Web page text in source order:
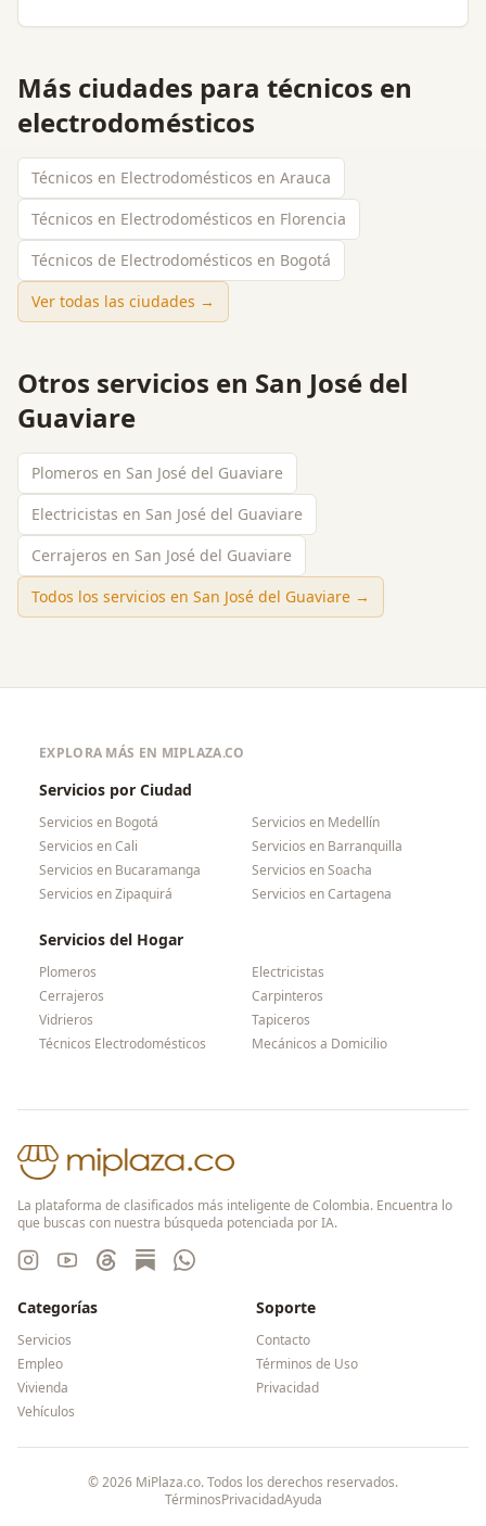
Más ciudades para técnicos en
electrodomésticos
Técnicos en Electrodomésticos en Arauca
Técnicos en Electrodomésticos en Florencia
Técnicos de Electrodomésticos en Bogotá
Ver todas las ciudades →
Otros servicios en San José del
Guaviare
Plomeros en San José del Guaviare
Electricistas en San José del Guaviare
Cerrajeros en San José del Guaviare
Todos los servicios en San José del Guaviare →
EXPLORA MÁS EN MIPLAZA.CO
Servicios por Ciudad
Servicios en Bogotá Servicios en Medellín
Servicios enCali Servicios en Barranquilla
Servicios en Bucaramanga Servicios enSoacha
Servicios enZipaquirá Servicios enCartagena
Servicios del Hogar
Plomeros
Electricistas
Cerrajeros
Carpinteros
Vidrieros
Tapiceros
Técnicos Electrodomésticos
Mecánicos a Domicilio
La plataforma de clasificados más inteligente de Colombia. Encuentra lo
que buscas con nuestra búsqueda potenciada por IA.
Categorías
Servicios
Empleo
Vivienda
Vehículos
Soporte
Contacto
Términos de Uso
Privacidad
©2026 MiPlaza.co. Todos los derechos reservados.
TérminosPrivacidadAyuda